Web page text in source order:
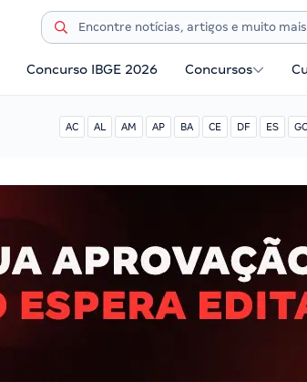
Concurso IBGE 2026 Concursos
AC AL AM AP BA CE DF ES